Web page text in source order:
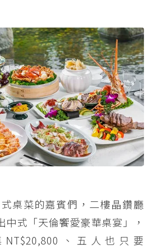
桌菜的嘉賓們，二樓晶鑽廳
中式「天倫饗愛豪華桌宴」，
、五人也只要